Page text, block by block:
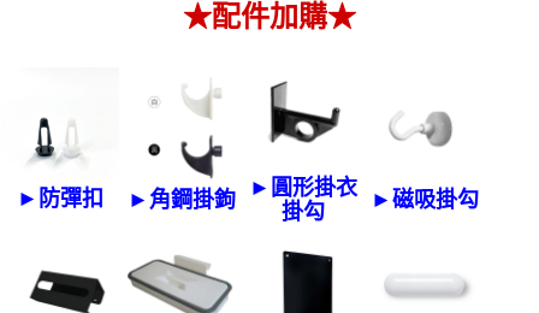
★配件加購★
►防彈扣 ►角鋼掛鉤
►圓形掛衣
掛勾
►磁吸掛勾